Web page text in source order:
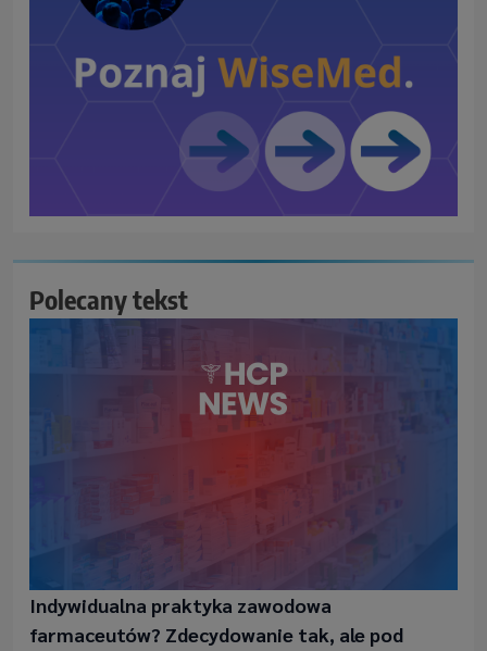
Polecany tekst
Indywidualna praktyka zawodowa
farmaceutów? Zdecydowanie tak, ale pod